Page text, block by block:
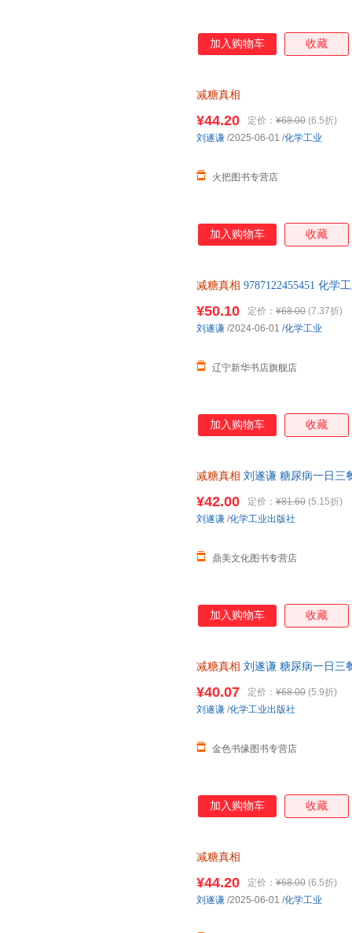
加入购物车 收藏
减糖真相
¥44.20 定价： ¥68.00 (6.5折)
火把图书专营店
刘遂谦 /2025-06-01 /化学工业
加入购物车 收藏
减糖真相 9787122455451 化学
¥50.10 定价： ¥68.00 (7.37折)
辽宁新华书店旗舰店
刘遂谦 /2024-06-01 /化学工业
加入购物车 收藏
减糖真相 刘遂谦 糖尿病一日三
¥42.00 定价： ¥81.60 (5.15折)
鼎美文化图书专营店
刘遂谦 /化学工业出版社
加入购物车 收藏
减糖真相 刘遂谦 糖尿病一日三
¥40.07 定价： ¥68.00 (5.9折)
金色书缘图书专营店
刘遂谦 /化学工业出版社
加入购物车 收藏
减糖真相
¥44.20 定价： ¥68.00 (6.5折)
刘遂谦 /2025-06-01 /化学工业